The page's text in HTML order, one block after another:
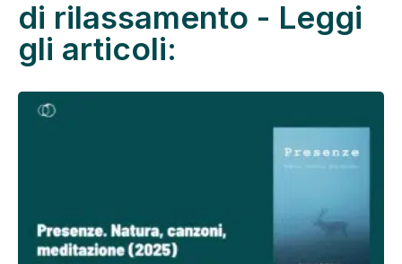
di rilassamento - Leggi
gli articoli: